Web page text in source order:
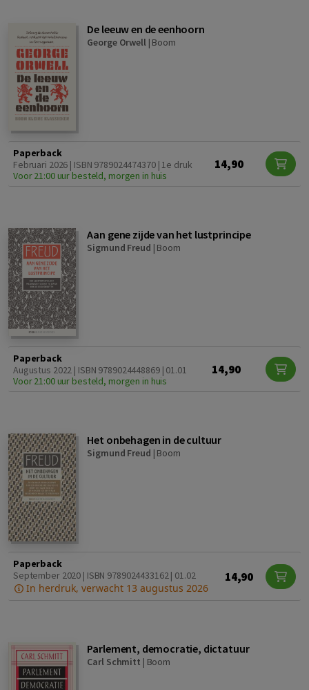
De leeuw en de eenhoorn
George Orwell| Boom
Paperback
Februari 2026 | ISBN 9789024474370 | 1e druk
Voor 21:00 uur besteld, morgen in huis
14,90
Aan gene zijde van het lustprincipe
Sigmund Freud | Boom
Paperback
Augustus 2022 | ISBN 9789024448869 | 01.01
Voor 21:00 uur besteld, morgen in huis
14,90
Het onbehagen in de cultuur
Sigmund Freud | Boom
Paperback
September 2020 | ISBN 9789024433162 | 01.02
In herdruk, verwacht 13 augustus 2026
14,90
Parlement, democratie, dictatuur
Carl Schmitt | Boom